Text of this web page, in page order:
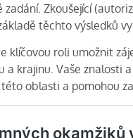
Zkoušející
těchto výsledků
klíčovou roli umožnit
krajinu. Vaše znalosti
oblasti a pomohou